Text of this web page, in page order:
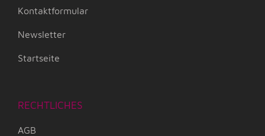
Kontaktformular
Newsletter
Startseite
RECHTLICHES
AGB